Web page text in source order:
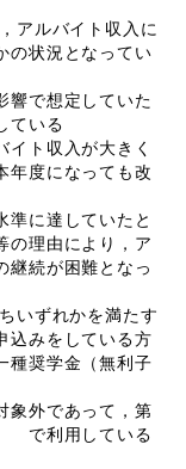
ルバイト収入に
の状況となってい
で想定していた
ている
ト収入が大きく
年度になっても改
に達していたと
の理由により，ア
継続が困難となっ
ずれかを満たす
みをしている方
種奨学金（無利子
外であって，第
で利用している